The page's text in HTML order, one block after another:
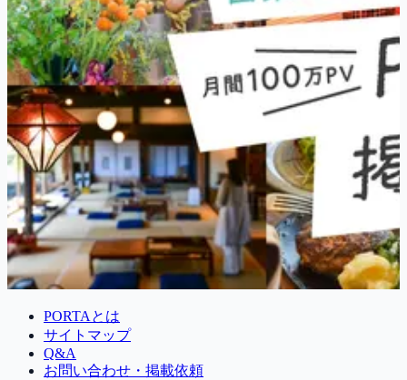
PORTAとは
サイトマップ
Q&A
お問い合わせ・掲載依頼